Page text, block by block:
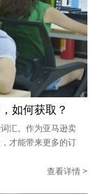
如何获取？
汇。作为亚马逊卖
才能带来更多的订
查看详情 >